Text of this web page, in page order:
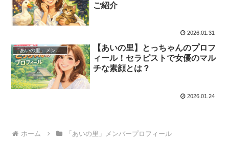
ご紹介
2026.01.31
「あいの里」メンバープロフィール
【あいの里】とっちゃんのプロフ
ィール！セラピストで女優のマル
チな素顔とは？
2026.01.24
ホーム 「あいの里」メンバープロフィール